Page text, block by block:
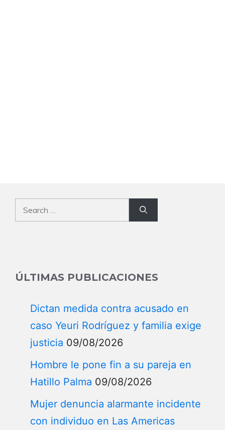
Search
for:
ÚLTIMAS PUBLICACIONES
Dictan medida contra acusado en
caso Yeuri Rodríguez y familia exige
justicia 09/08/2026
Hombre le pone fin a su pareja en
Hatillo Palma 09/08/2026
Mujer denuncia alarmante incidente
con individuo en Las Americas